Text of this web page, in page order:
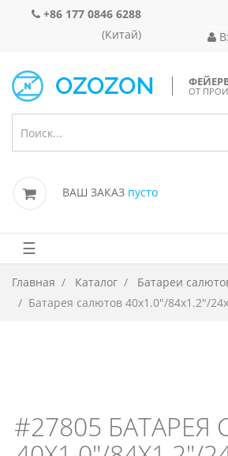
+86 177 0846 6288
(Китай)
ОТ
ВАШ ЗАКАЗ пусто
☰
Главная Каталог
Батареи
Батарея салютов 40x1.0"/84x1.2"/
#27805